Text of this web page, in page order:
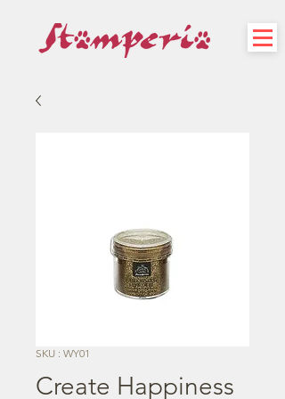
SKU : WY01
Create Happiness